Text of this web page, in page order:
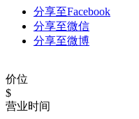
分享至Facebook
分享至微信
分享至微博
价位
$
营业时间